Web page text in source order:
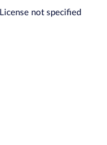
License not specified